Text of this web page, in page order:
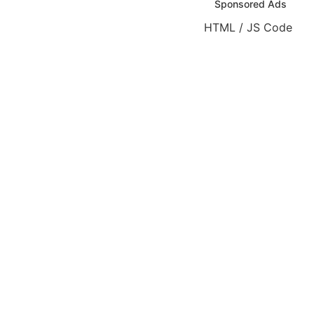
Sponsored Ads
HTML / JS Code